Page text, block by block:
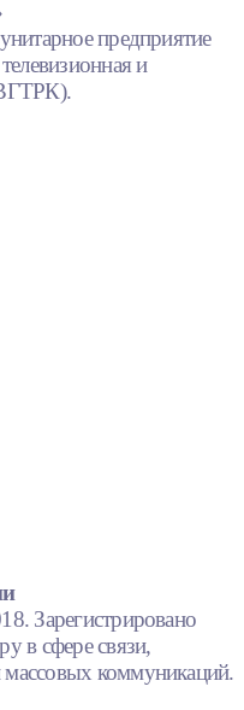
предприятие
и
Зарегистрировано
в сфере связи,
коммуникаций.